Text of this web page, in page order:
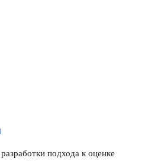
подхода к оценке